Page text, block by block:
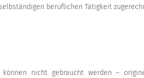
beruflichen Tätigkeit
nicht gebraucht werden –